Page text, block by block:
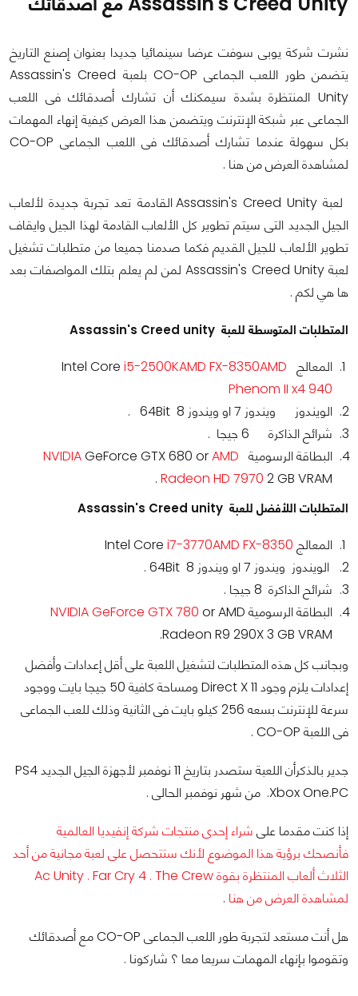
نشرت شركة يوبى سوفت عرضا سينمائيا جديدا بعنوان إصنع التاريخ
يتضمن طور اللعب الجماعى CO-OP بلعبة Assassin's Creed
Unity المنتظرة بشدة سيمكنك أن تشارك أصدقائك فى اللعب
الجماعى عبر شبكة الإنترنت ويتضمن هذا العرض كيفية إنهاء المهمات
بكل سهولة عندما تشارك أصدقائك فى اللعب الجماعى CO-OP
لمشاهدة العرض من هنا .
لعبة Assassin's Creed Unity القادمة تعد تجربة جديدة لألعاب
الجيل الجديد التى سيتم تطوير كل الألعاب القادمة لهذا الجيل وايقاف
تطوير الألعاب للجيل القديم فكما صدمنا جميعا من متطلبات تشغيل
لعبة Assassin's Creed Unity لمن لم يعلم بتلك المواصفات بعد
ها هي لكم .
المتطلبات المتوسطة للعبة Assassin's Creed unity
المعالج Intel Core i5-2500KAMD FX-8350AMD
Phenom II x4 940
الويندوز ويندوز 7 او ويندوز 8 64Bit .
شرائح الذاكرة 6 جيجا .
البطاقة الرسومية
NVIDIAGeForce GTX 680 orAMD
Radeon HD 7970 2 GB VRAM .
المتطلبات اللأفضل للعبة Assassin's Creed unity
المعالج Intel Core i7-3770AMD FX-8350
الويندوز ويندوز 7 او ويندوز 8 64Bit .
شرائح الذاكرة 8 جيجا .
البطاقة الرسومية
NVIDIAGeForce GTX 780 or AMD
Radeon R9 290X 3 GB VRAM.
وبجانب كل هذه المتطلبات لتشغيل اللعبة على أقل إعدادات وأفضل
إعدادات يلزم وجود Direct X 11 ومساحة كافية 50 جيجا بايت ووجود
سرعة للإنترنت بسعه 256 كيلو بايت فى الثانية وذلك للعب الجماعى
فى اللعبة CO-OP .
جدير بالذكرأن اللعبة ستصدر بتاريخ 11 نوفمبر لأجهزة الجيل الجديد PS4
.Xbox One.PC من شهر نوفمبر الحالى .
إذا كنت مقدما على شراء إحدى منتجات شركة إنفيديا العالمية
فأنصحك برؤية هذا الموضوع لأنك ستتحصل على لعبة مجانية من أحد
الثلاث ألعاب المنتظرة بقوة Ac Unity . Far Cry 4 . The Crew
لمشاهدة العرض من هنا .
هل أنت مستعد لتجربة طور اللعب الجماعى CO-OP مع أصدقائك
وتقوموا بإنهاء المهمات سريعا معا ؟ شاركونا .